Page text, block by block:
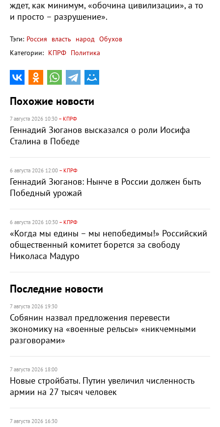
ждет, как минимум, «обочина цивилизации», а то
и просто – разрушение».
Тэги: Россия власть народ Обухов
Категории: КПРФ Политика
Похожие новости
7 августа 2026 10:30 – КПРФ
Геннадий Зюганов высказался о роли Иосифа
Сталина в Победе
6 августа 2026 12:00 – КПРФ
Геннадий Зюганов: Нынче в России должен быть
Победный урожай
6 августа 2026 10:30 – КПРФ
«Когда мы едины – мы непобедимы!» Российский
общественный комитет борется за свободу
Николаса Мадуро
Последние новости
7 августа 2026 19:30
Собянин назвал предложения перевести
экономику на «военные рельсы» «никчемными
разговорами»
7 августа 2026 18:00
Новые стройбаты. Путин увеличил численность
армии на 27 тысяч человек
7 августа 2026 16:30